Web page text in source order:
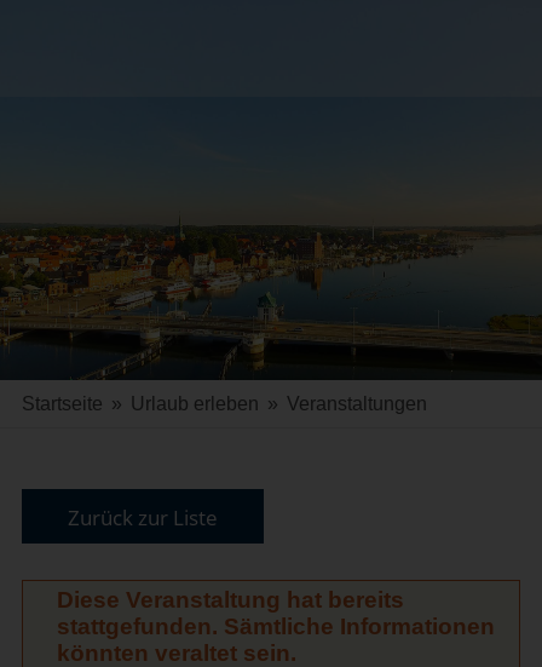
Startseite » Urlaub erleben » Veranstaltungen
Zurück zur Liste
Diese Veranstaltung hat bereits
stattgefunden. Sämtliche Informationen
könnten veraltet sein.